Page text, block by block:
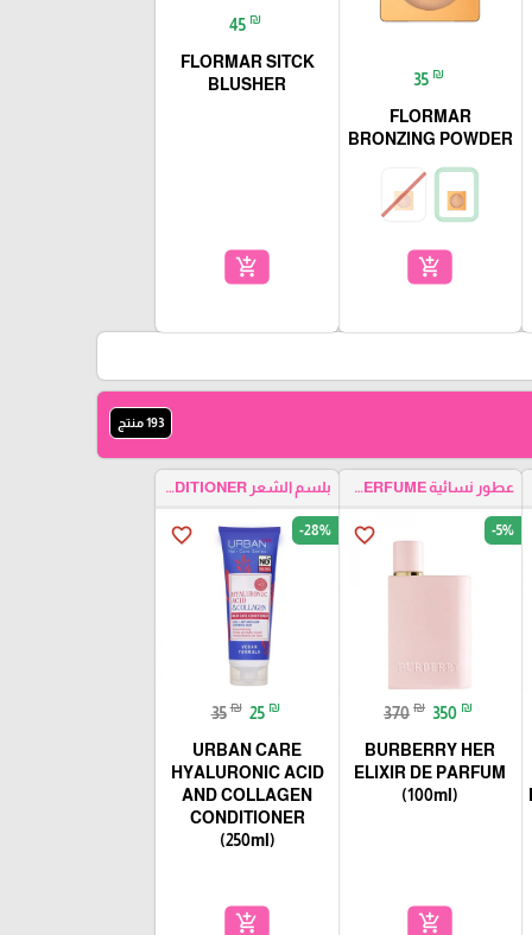
35 ₪
FLORMAR
BRONZING POWDER
add_shopping_cart
45 ₪
FLORMAR SITCK
BLUSHER
add_shopping_cart
193 منتج
عطور نسائية WOMEN PERFUME
favorite_border -5%
370 ₪ 350 ₪
BURBERRY HER
ELIXIR DE PARFUM
(100ml)
add_shopping_cart
بلسم الشعر HAIR CONDITIONER
favorite_border -28%
35 ₪ 25 ₪
URBAN CARE
HYALURONIC ACID
AND COLLAGEN
CONDITIONER
(250ml)
add_shopping_cart